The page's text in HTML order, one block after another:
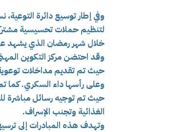
وفي إطار توسيع دائرة
لتنظيم حملات تحسيسية
خلال شهر رمضان الذي يشهد
حيث تم تقديم مداخلات توعوية
حيث تم توجيه رسائل مباشرة
الغذائية وتجنب الإسراف.
وتهدف هذه المبادرات إلى